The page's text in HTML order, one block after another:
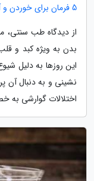
5 فرمان برای خوردن و آشامیدن
از دیدگاه طب
بدن به ویژه کبد و
این روزها به دلیل
نشینی و به دنبال آن
اختلالات گوارشی